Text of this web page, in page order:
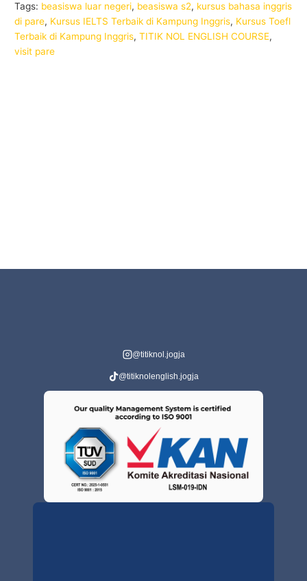
Tags: beasiswa luar negeri, beasiswa s2, kursus bahasa inggris
di pare, Kursus IELTS Terbaik di Kampung Inggris, Kursus Toefl
Terbaik di Kampung Inggris,TITIK NOL ENGLISH COURSE,
visit pare
@titiknol.jogja
@titiknolenglish.jogja